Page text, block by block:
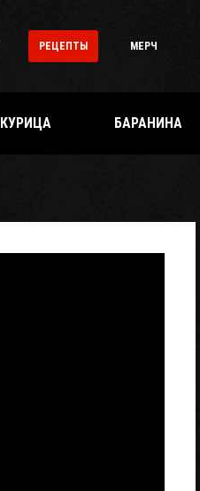
РЕЦЕПТЫ МЕРЧ
КУРИЦА БАРАНИНА